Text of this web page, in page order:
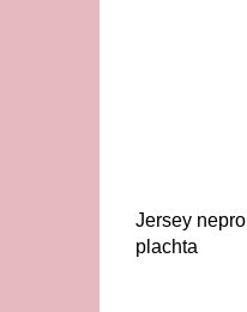
Jersey
plachta